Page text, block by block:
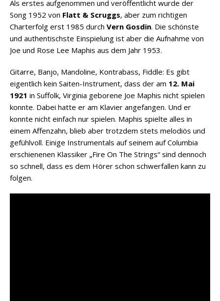
Als erstes aufgenommen und veröffentlicht wurde der
Song 1952 von Flatt & Scruggs, aber zum richtigen
Charterfolg erst 1985 durch Vern Gosdin. Die schönste
und authentischste Einspielung ist aber die Aufnahme von
Joe und Rose Lee Maphis aus dem Jahr 1953.
Gitarre, Banjo, Mandoline, Kontrabass, Fiddle: Es gibt
eigentlich kein Saiten-Instrument, dass der am 12. Mai
1921 in Suffolk, Virginia geborene Joe Maphis nicht spielen
konnte. Dabei hatte er am Klavier angefangen. Und er
konnte nicht einfach nur spielen. Maphis spielte alles in
einem Affenzahn, blieb aber trotzdem stets melodiös und
gefühlvoll. Einige Instrumentals auf seinem auf Columbia
erschienenen Klassiker „Fire On The Strings“ sind dennoch
so schnell, dass es dem Hörer schon schwerfallen kann zu
folgen.